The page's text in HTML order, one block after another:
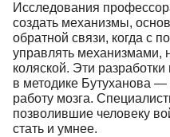
Исследования
создать механизмы,
обратной связи, когда с
управлять механизмами,
коляской. Эти
в методике Бутуханова —
работу мозга.
позволившие человеку
стать и умнее.